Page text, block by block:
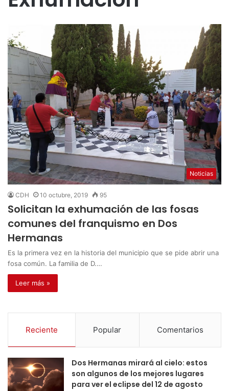
Noticias
CDH 10 octubre, 2019 95
Solicitan la exhumación de las fosas
comunes del franquismo en Dos
Hermanas
Es la primera vez en la historia del municipio que se pide abrir una
fosa común. La familia de D.…
Leer más »
Reciente Popular Comentarios
Dos Hermanas mirará al cielo: estos
son algunos de los mejores lugares
para ver el eclipse del 12 de agosto